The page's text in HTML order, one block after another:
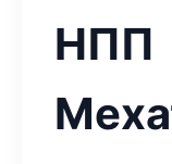
НПП